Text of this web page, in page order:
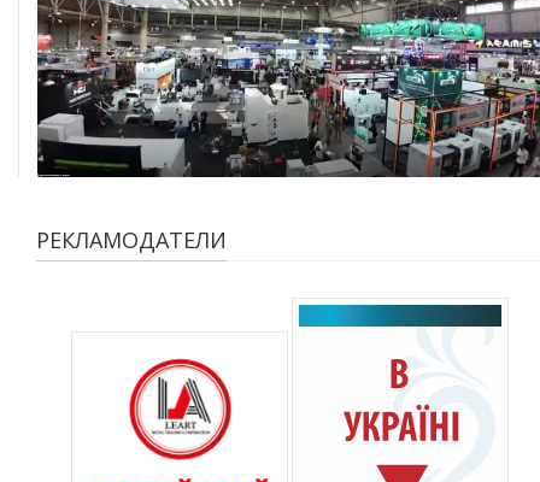
РЕКЛАМОДАТЕЛИ